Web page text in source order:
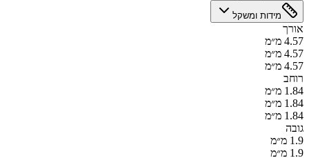
מידות ומשקל
אורך
4.57 מ״מ
4.57 מ״מ
4.57 מ״מ
רוחב
1.84 מ״מ
1.84 מ״מ
1.84 מ״מ
גובה
1.9 מ״מ
1.9 מ״מ